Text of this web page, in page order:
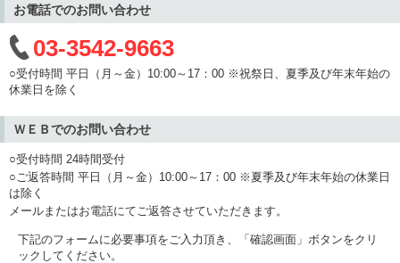
お電話でのお問い合わせ
03-3542-9663
○受付時間 平日（月～金）10:00～17：00 ※祝祭日、夏季及び年末年始の
休業日を除く
ＷＥＢでのお問い合わせ
○受付時間 24時間受付
○ご返答時間 平日（月～金）10:00～17：00 ※夏季及び年末年始の休業日
は除く
メールまたはお電話にてご返答させていただきます。
下記のフォームに必要事項をご入力頂き、「確認画面」ボタンをクリ
ックしてください。